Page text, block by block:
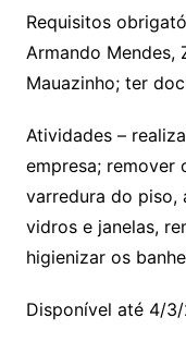
Requisitos
Armando Mendes,
Mauazinho; ter
Atividades –
empresa; remover
varredura do piso,
vidros e janelas,
higienizar os
Disponível até 4/